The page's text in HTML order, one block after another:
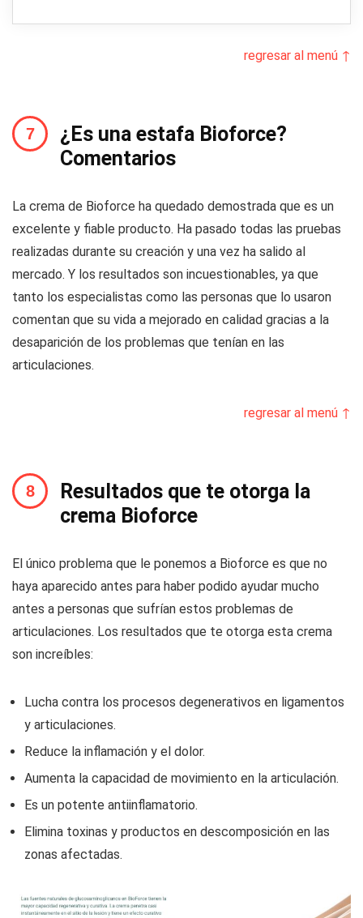
regresar al menú ↑
¿Es una estafa Bioforce?
Comentarios
La crema de Bioforce ha quedado demostrada que es un
excelente y fiable producto. Ha pasado todas las pruebas
realizadas durante su creación y una vez ha salido al
mercado. Y los resultados son incuestionables, ya que
tanto los especialistas como las personas que lo usaron
comentan que su vida a mejorado en calidad gracias a la
desaparición de los problemas que tenían en las
articulaciones.
regresar al menú ↑
Resultados que te otorga la
crema Bioforce
El único problema que le ponemos a Bioforce es que no
haya aparecido antes para haber podido ayudar mucho
antes a personas que sufrían estos problemas de
articulaciones. Los resultados que te otorga esta crema
son increíbles:
Lucha contra los procesos degenerativos en ligamentos
y articulaciones.
Reduce la inflamación y el dolor.
Aumenta la capacidad de movimiento en la articulación.
Es un potente antiinflamatorio.
Elimina toxinas y productos en descomposición en las
zonas afectadas.